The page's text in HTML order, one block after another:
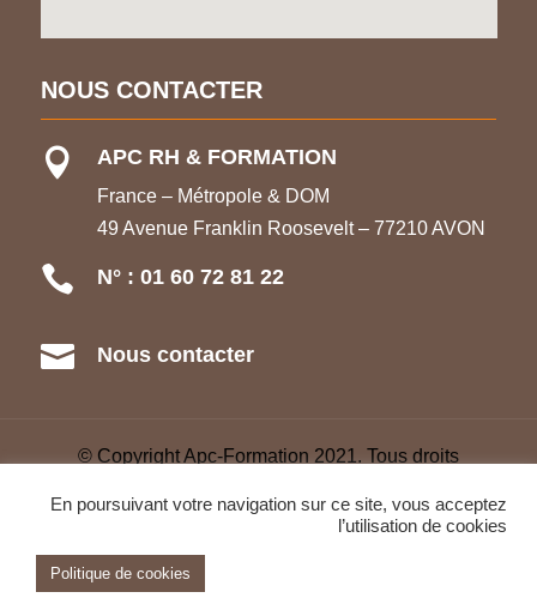
NOUS CONTACTER
 APC RH & FORMATION
France – Métropole & DOM
49 Avenue Franklin Roosevelt – 77210 AVON
 N° : 01 60 72 81 22
 Nous contacter
© Copyright Apc-Formation 2021. Tous droits
Mentions légales
En poursuivant votre navigation sur ce site, vous acceptez
l’utilisation de cookies
Politique de cookies